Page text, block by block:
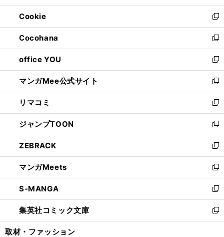
開
く
ウ
で
開
く
ン
ド
ウ
で
開
く
ウ
ィ
ン
ド
ウ
で
開
く
Cookie
新
し
い
ウ
ィ
ン
ド
ウ
で
開
く
Cocohana
新
し
い
ウ
ィ
ン
ド
ウ
で
開
く
office YOU
新
し
い
ウ
ィ
ン
ド
ウ
で
開
く
マンガMee公式サイト
新
し
い
ウ
ィ
ン
ド
ウ
で
開
く
リマコミ
新
し
い
ウ
ィ
ン
ド
ウ
で
開
く
ジャンプTOON
新
し
い
ウ
ィ
ン
ド
ウ
で
開
ZEBRACK
新
し
い
ウ
ィ
ン
ド
ウ
マンガMeets
新
し
い
ウ
ィ
ン
S-MANGA
新
し
い
ウ
集英社コミック文庫
新
し
取材・ファッション